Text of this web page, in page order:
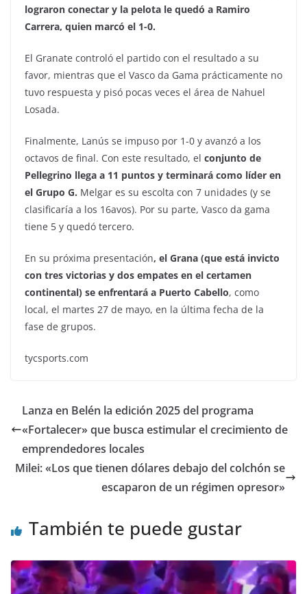
lograron conectar y la pelota le quedó a Ramiro
Carrera, quien marcó el 1-0.
El Granate controló el partido con el resultado a su
favor, mientras que el Vasco da Gama prácticamente no
tuvo respuesta y pisó pocas veces el área de Nahuel
Losada.
Finalmente, Lanús se impuso por 1-0 y avanzó a los
octavos de final. Con este resultado, el conjunto de
Pellegrino llega a 11 puntos y terminará como líder en
el Grupo G. Melgar es su escolta con 7 unidades (y se
clasificaría a los 16avos). Por su parte, Vasco da gama
tiene 5 y quedó tercero.
En su próxima presentación, el Grana (que está invicto
con tres victorias y dos empates en el certamen
continental) se enfrentará a Puerto Cabello, como
local, el martes 27 de mayo, en la última fecha de la
fase de grupos.
tycsports.com
Lanza en Belén la edición 2025 del programa
«Fortalecer» que busca estimular el crecimiento de
emprendedores locales
Milei: «Los que tienen dólares debajo del colchón se
escaparon de un régimen opresor»
También te puede gustar